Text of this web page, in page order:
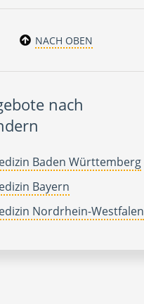
NACH OBEN
nach
Baden Württemberg
Bayern
Nordrhein-Westfalen